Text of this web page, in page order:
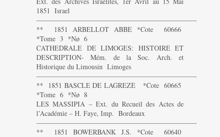
1851 Israel
———————————————————————-
** 1851 ARBELLOT ABBE *Cote 60666
*Tome 3 *Nø 6
CATHEDRALE DE LIMOGES: HISTOIRE ET
DESCRIPTION- Mém. de la Soc. Arch. et
Historique du Limousin Limoges
———————————————————————-
** 1851 BASCLE DE LAGREZE *Cote 60665
*Tome 6 *Nø 8
LES MASSIPIA – Ext. du Recueil des Actes de
l’Académie – H. Faye, Imp. Bordeaux
———————————————————————-
** 1851 BOWERBANK J.S. *Cote 60640